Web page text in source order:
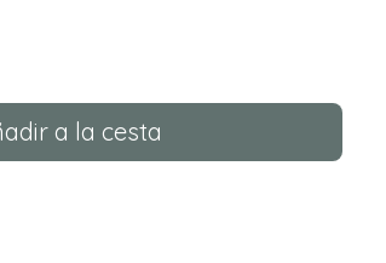
a la cesta